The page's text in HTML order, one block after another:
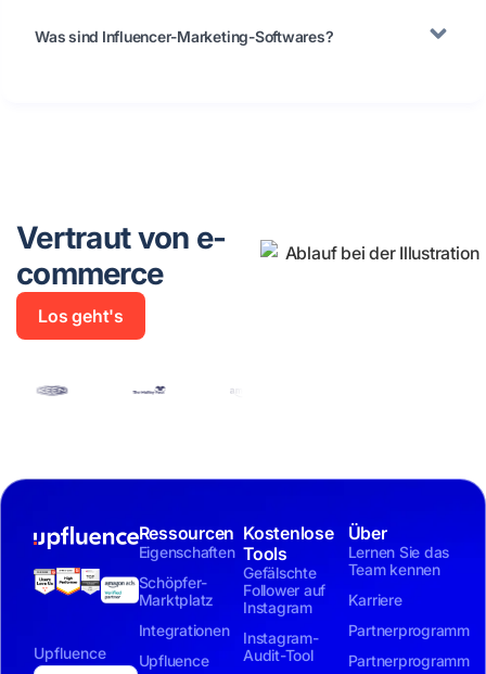
Was sind Influencer-Marketing-Softwares?
Vertraut von e-
commerce
Los geht's
Upfluence
Ressourcen
Eigenschaften
Schöpfer-
Marktplatz
Integrationen
Upfluence
Kostenlose
Tools
Gefälschte
Follower auf
Instagram
Instagram-
Audit-Tool
Über
Lernen Sie das
Team kennen
Karriere
Partnerprogramm
Partnerprogramm